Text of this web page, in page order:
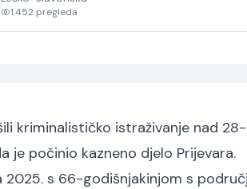
1.452 pregleda
kriminalističko istraživanje nad
je počinio kazneno djelo Prijevara.
2025. s 66-godišnjakinjom s